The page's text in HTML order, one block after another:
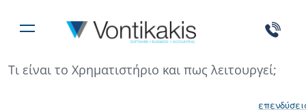
Τι είναι το Χρηματιστήριο και πως λειτουργεί;